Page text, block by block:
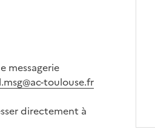
messagerie
l.msg@ac-toulouse.fr
directement à